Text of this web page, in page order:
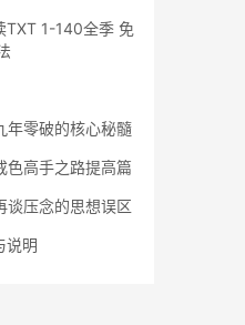
TXT 1-140全季 免
年零破的核心秘髓
色高手之路提高篇
谈压念的思想误区
说明